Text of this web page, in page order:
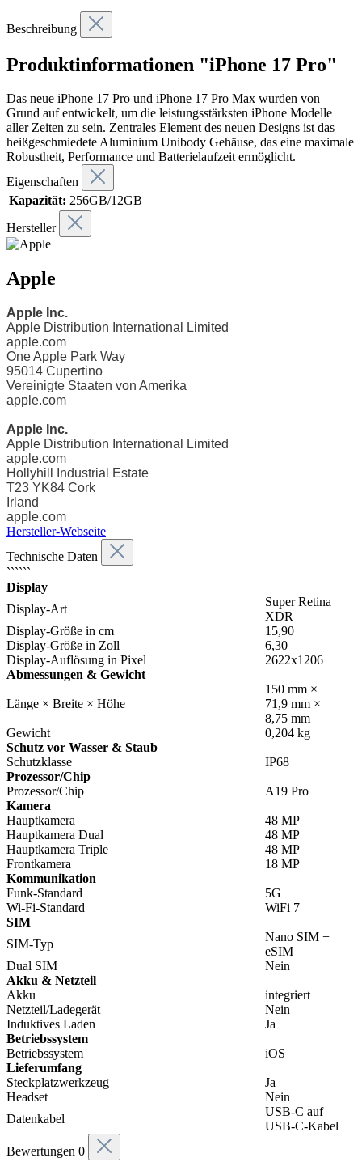
Beschreibung
Produktinformationen "iPhone 17 Pro"
Das neue iPhone 17 Pro und iPhone 17 Pro Max wurden von
Grund auf entwickelt, um die leistungs­stärksten iPhone Modelle
aller Zeiten zu sein. Zentrales Element des neuen Designs ist das
heiß­geschmiedete Aluminium Unibody Gehäuse, das eine maximale
Robustheit, Performance und Batterie­laufzeit ermöglicht.
Eigenschaften
Kapazität: 256GB/12GB
Hersteller
Apple
Apple Inc.
Apple Distribution International Limited
apple.com
One Apple Park Way
95014 Cupertino
Vereinigte Staaten von Amerika
apple.com
Apple Inc.
Apple Distribution International Limited
apple.com
Hollyhill Industrial Estate
T23 YK84 Cork
Irland
apple.com
Hersteller-Webseite
Technische Daten
``````
Display
Display-Art
Super Retina
XDR
Display-Größe in cm
15,90
Display-Größe in Zoll
6,30
Display-Auflösung in Pixel
2622x1206
Abmessungen & Gewicht
Länge × Breite × Höhe
150 mm ×
71,9 mm ×
8,75 mm
Gewicht
0,204 kg
Schutz vor Wasser & Staub
Schutzklasse
IP68
Prozessor/Chip
Prozessor/Chip
A19 Pro
Kamera
Hauptkamera
48 MP
Hauptkamera Dual
48 MP
Hauptkamera Triple
48 MP
Frontkamera
18 MP
Kommunikation
Funk-Standard
5G
Wi-Fi-Standard
WiFi 7
SIM
SIM-Typ
Nano SIM +
eSIM
Dual SIM
Nein
Akku & Netzteil
Akku
integriert
Netzteil/Ladegerät
Nein
Induktives Laden
Ja
Betriebssystem
Betriebssystem
iOS
Lieferumfang
Steckplatzwerkzeug
Ja
Headset
Nein
Datenkabel
USB-C auf
USB-C-Kabel
Bewertungen 0